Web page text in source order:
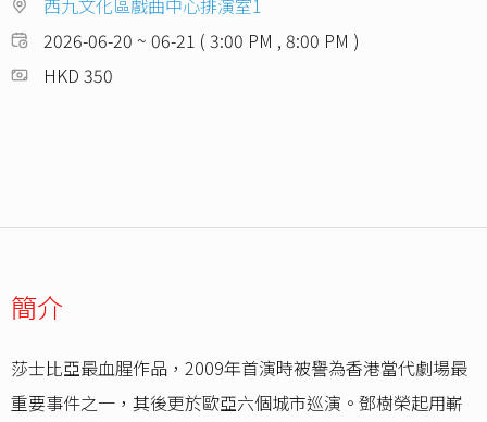
2026-06-20 ~ 06-21 ( 3:00 PM , 8:00 PM )
HKD 350
簡介
莎士比亞最血腥作品，2009年首演時被譽為香港當代劇場最
重要事件之一，其後更於歐亞六個城市巡演。鄧樹榮起用嶄